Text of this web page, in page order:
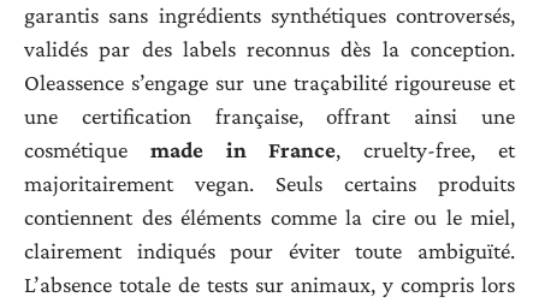
garantis sans ingrédients synthétiques controversés,
validés par des labels reconnus dès la conception.
Oleassence s’engage sur une traçabilité rigoureuse et
une certification française, offrant ainsi une
cosmétique made in France, cruelty-free, et
majoritairement vegan. Seuls certains produits
contiennent des éléments comme la cire ou le miel,
clairement indiqués pour éviter toute ambiguïté.
L’absence totale de tests sur animaux, y compris lors